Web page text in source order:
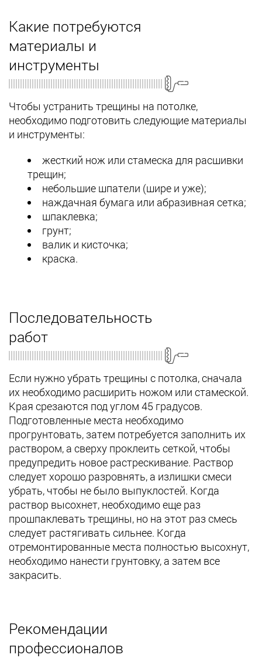
Какие потребуются
материалы и
инструменты
Чтобы устранить трещины на потолке,
необходимо подготовить следующие материалы
и инструменты:
жесткий нож или стамеска для расшивки
трещин;
небольшие шпатели (шире и уже);
наждачная бумага или абразивная сетка;
шпаклевка;
грунт;
валик и кисточка;
краска.
Последовательность
работ
Если нужно убрать трещины с потолка, сначала
их необходимо расширить ножом или стамеской.
Края срезаются под углом 45 градусов.
Подготовленные места необходимо
прогрунтовать, затем потребуется заполнить их
раствором, а сверху проклеить сеткой, чтобы
предупредить новое растрескивание. Раствор
следует хорошо разровнять, а излишки смеси
убрать, чтобы не было выпуклостей. Когда
раствор высохнет, необходимо еще раз
прошпаклевать трещины, но на этот раз смесь
следует растягивать сильнее. Когда
отремонтированные места полностью высохнут,
необходимо нанести грунтовку, а затем все
закрасить.
Рекомендации
профессионалов